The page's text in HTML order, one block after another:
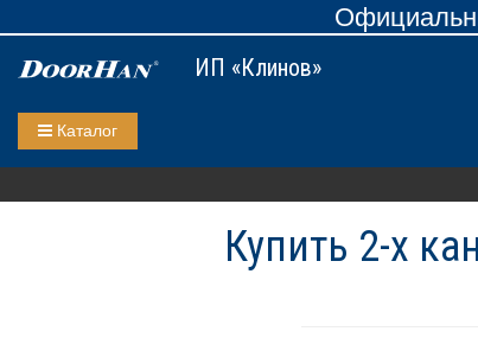
ИП «Клинов»
Каталог
Купить 2-х